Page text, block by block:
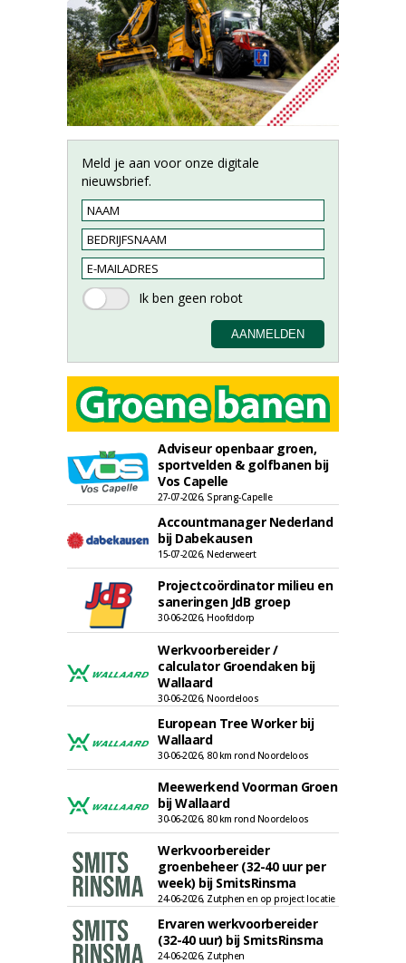
Meld je aan voor onze digitale
nieuwsbrief.
Adviseur openbaar groen,
sportvelden & golfbanen bij
Vos Capelle
27-07-2026, Sprang-Capelle
Accountmanager Nederland
bij Dabekausen
15-07-2026, Nederweert
Projectcoördinator milieu en
saneringen JdB groep
30-06-2026, Hoofddorp
Werkvoorbereider /
calculator Groendaken bij
Wallaard
30-06-2026, Noordeloos
European Tree Worker bij
Wallaard
30-06-2026, 80 km rond Noordeloos
Meewerkend Voorman Groen
bij Wallaard
30-06-2026, 80 km rond Noordeloos
Werkvoorbereider
groenbeheer (32-40 uur per
week) bij SmitsRinsma
24-06-2026, Zutphen en op project locatie
Ervaren werkvoorbereider
(32-40 uur) bij SmitsRinsma
24-06-2026, Zutphen